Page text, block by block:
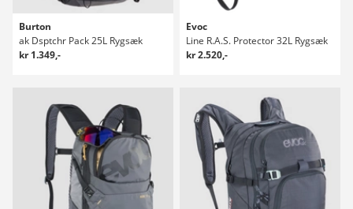
Burton
ak Dsptchr Pack 25L Rygsæk
kr 1.349,-
Evoc
Line R.A.S. Protector 32L Rygsæk
kr 2.520,-